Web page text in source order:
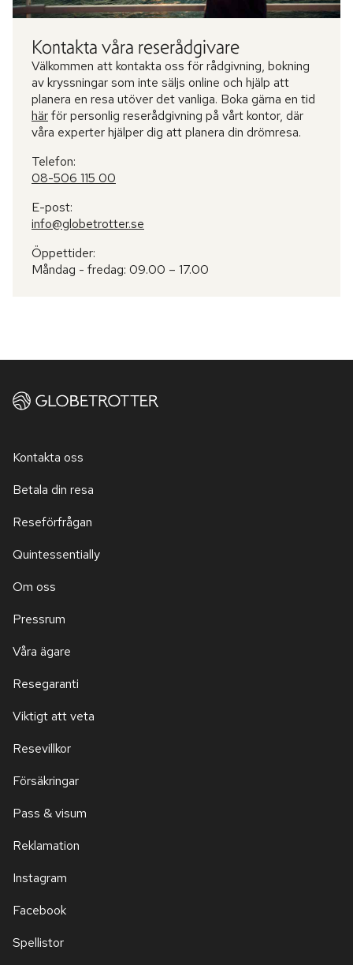
Kontakta våra reserådgivare
Välkommen att kontakta oss för rådgivning, bokning
av kryssningar som inte säljs online och hjälp att
planera en resa utöver det vanliga. Boka gärna en tid
härför personlig reserådgivning på vårt kontor, där
våra experter hjälper dig att planera din drömresa.
Telefon:
08-506 115 00
E-post:
info@globetrotter.se
Öppettider:
Måndag - fredag: 09.00 – 17.00
Kontakta oss
Betala din resa
Reseförfrågan
Quintessentially
Om oss
Pressrum
Våra ägare
Resegaranti
Viktigt att veta
Resevillkor
Försäkringar
Pass & visum
Reklamation
Instagram
Facebook
Spellistor